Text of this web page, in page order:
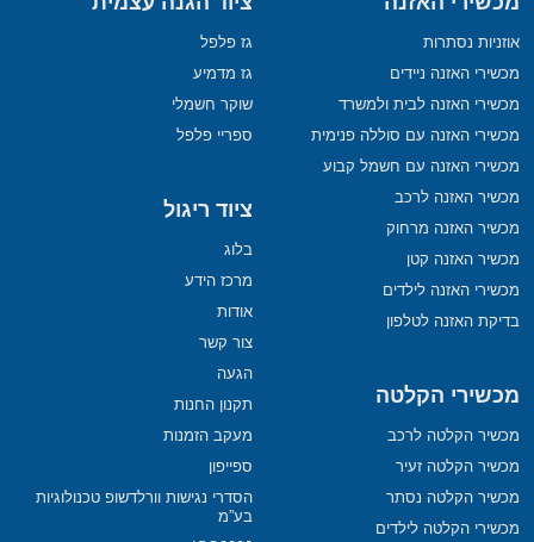
אוזניות נסתרות
מכשירי האזנה ניידים
מכשירי האזנה לבית ולמשרד
מכשירי האזנה עם סוללה פנימית
מכשירי האזנה עם חשמל קבוע
מכשיר האזנה לרכב
מכשיר האזנה מרחוק
מכשיר האזנה קטן
מכשירי האזנה לילדים
בדיקת האזנה לטלפון
מכשירי הקלטה
מכשיר הקלטה לרכב
מכשיר הקלטה זעיר
מכשיר הקלטה נסתר
מכשירי הקלטה לילדים
גז פלפל
גז מדמיע
שוקר חשמלי
ספריי פלפל
ציוד ריגול
בלוג
מרכז הידע
אודות
צור קשר
הגעה
תקנון החנות
מעקב הזמנות
ספייפון
הסדרי נגישות וורלדשופ טכנולוגיות
בע”מ